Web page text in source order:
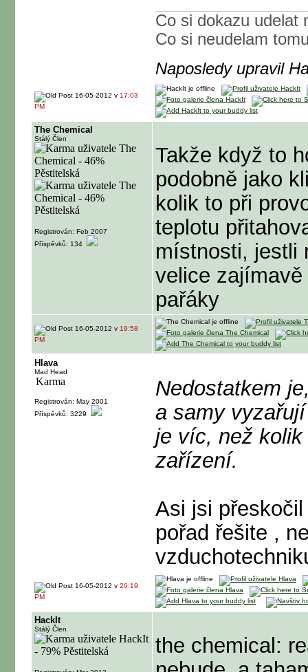
Co si dokazu udelat
Co si neudelam
Naposledy upravil
16-05-2012 v 17:03
PM
The Chemical
Stálý Člen
Registrován: Feb 2007
Příspěvků: 134
Takže když to
podobně jako
kolik to při
teplotu
místnosti, jestli
velice
pařáky
16-05-2012 v 19:58
PM
Hlava
Mad Head
Registrován: May 2001
Příspěvků: 3229
Nedostatkem
a samy
je víc, než
zařízení.
Asi jsi
pořad řešite ,
16-05-2012 v 20:19
PM
HackIt
Stálý Člen
the chemical: